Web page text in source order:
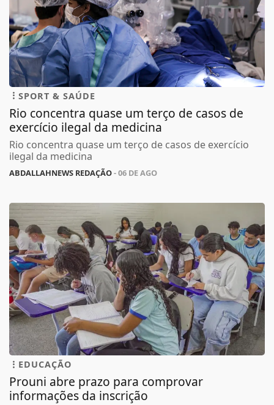
SPORT & SAÚDE
Rio concentra quase um terço de casos de
exercício ilegal da medicina
Rio concentra quase um terço de casos de exercício
ilegal da medicina
ABDALLAHNEWS REDAÇÃO- 06 DE AGO
EDUCAÇÃO
Prouni abre prazo para comprovar
informações da inscrição